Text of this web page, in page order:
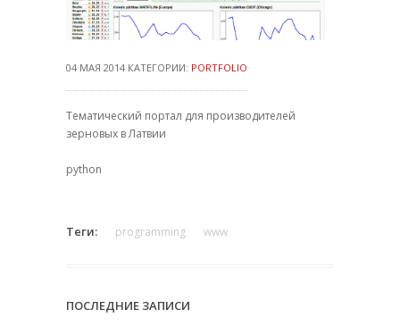
04 МАЯ 2014 КАТЕГОРИИ: PORTFOLIO
Тематический портал для производителей
зерновых в Латвии
python
Теги: programming www
ПОСЛЕДНИЕ ЗАПИСИ